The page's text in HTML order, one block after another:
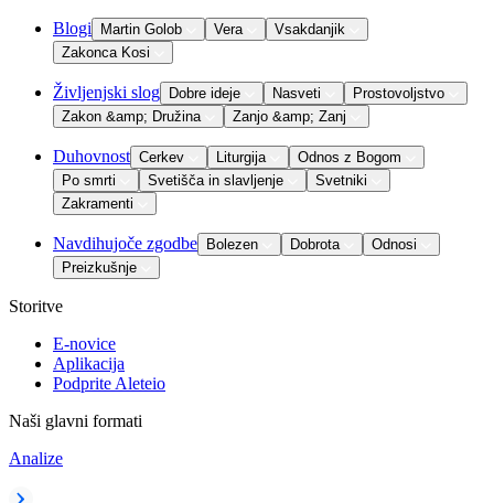
Blogi Martin Golob Vera
Vsakdanjik
Zakonca Kosi
Življenjski slog Dobre ideje Nasveti
Prostovoljstvo
Zakon &amp; Družina
Zanjo &amp; Zanj
Duhovnost Cerkev Liturgija
Odnos z Bogom
Po smrti
Svetišča in slavljenje
Svetniki
Zakramenti
Navdihujoče zgodbe Bolezen Dobrota
Odnosi
Preizkušnje
Storitve
E-novice
Aplikacija
Podprite Aleteio
Naši glavni formati
Analize